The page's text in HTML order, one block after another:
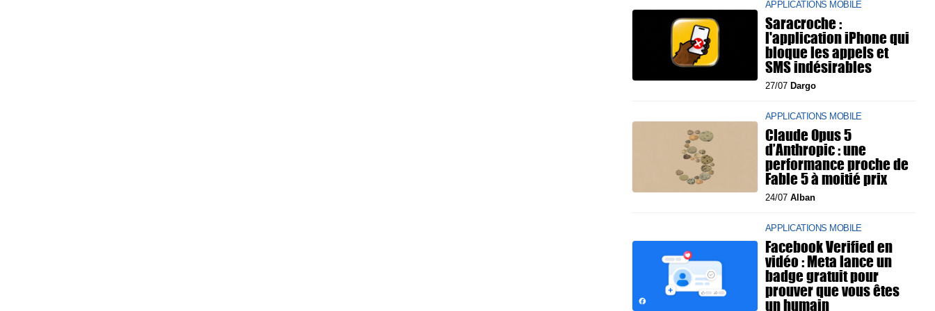
APPLICATIONS MOBILE
Saracroche :
l'application iPhone qui
bloque les appels et
SMS indésirables
27/07 Dargo
APPLICATIONS MOBILE
Claude Opus 5
d’Anthropic : une
performance proche de
Fable 5 à moitié prix
24/07 Alban
APPLICATIONS MOBILE
Facebook Verified en
vidéo : Meta lance un
badge gratuit pour
prouver que vous êtes
un humain